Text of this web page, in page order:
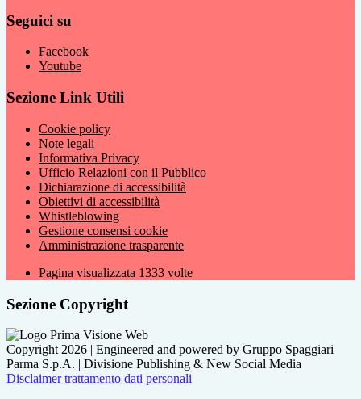
Seguici su
Facebook
Youtube
Sezione Link Utili
Cookie policy
Note legali
Informativa Privacy
Ufficio Relazioni con il Pubblico
Dichiarazione di accessibilità
Obiettivi di accessibilità
Whistleblowing
Gestione consensi cookie
Amministrazione trasparente
Pagina visualizzata 1333 volte
Sezione Copyright
Copyright 2026 | Engineered and powered by Gruppo Spaggiari
Parma S.p.A. | Divisione Publishing & New Social Media
Disclaimer trattamento dati personali